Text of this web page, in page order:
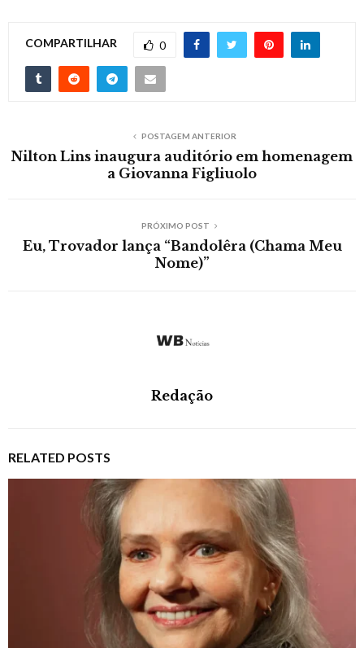
COMPARTILHAR 0
POSTAGEM ANTERIOR
Nilton Lins inaugura auditório em homenagem
a Giovanna Figliuolo
PRÓXIMO POST
Eu, Trovador lança “Bandolêra (Chama Meu
Nome)”
Redação
RELATED POSTS